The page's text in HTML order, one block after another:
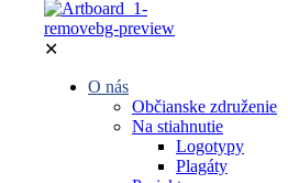
✕
O nás
Občianske združenie
Na stiahnutie
Logotypy
Plagáty